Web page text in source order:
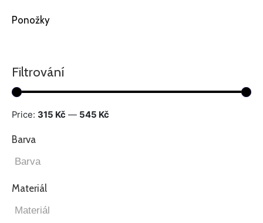
Ponožky
Filtrování
Price: 315 Kč — 545 Kč
Barva
Materiál